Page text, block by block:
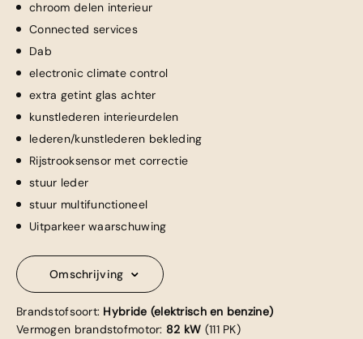
chroom delen interieur
Connected services
Dab
electronic climate control
extra getint glas achter
kunstlederen interieurdelen
lederen/kunstlederen bekleding
Rijstrooksensor met correctie
stuur leder
stuur multifunctioneel
Uitparkeer waarschuwing
Omschrijving
Brandstofsoort: Hybride (elektrisch en benzine)
Vermogen brandstofmotor: 82 kW (111 PK)